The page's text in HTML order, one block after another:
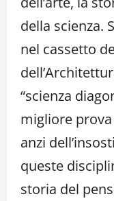
della scienza.
nel cassetto
“scienza
migliore
anzi
queste
storia del